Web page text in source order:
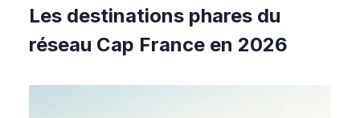
Les destinations phares du
réseau Cap France en 2026